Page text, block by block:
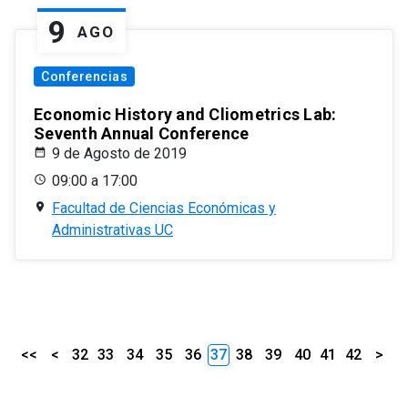
9 AGO
Conferencias
Economic History and Cliometrics Lab:
Seventh Annual Conference
9 de Agosto de 2019
09:00 a 17:00
Facultad de Ciencias Económicas y
Administrativas UC
<< < 32 33 34 35 36 37 38 39 40 41 42 >